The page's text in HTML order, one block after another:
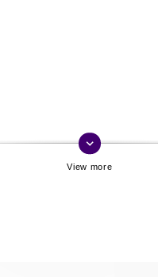
keyboard_arrow_down